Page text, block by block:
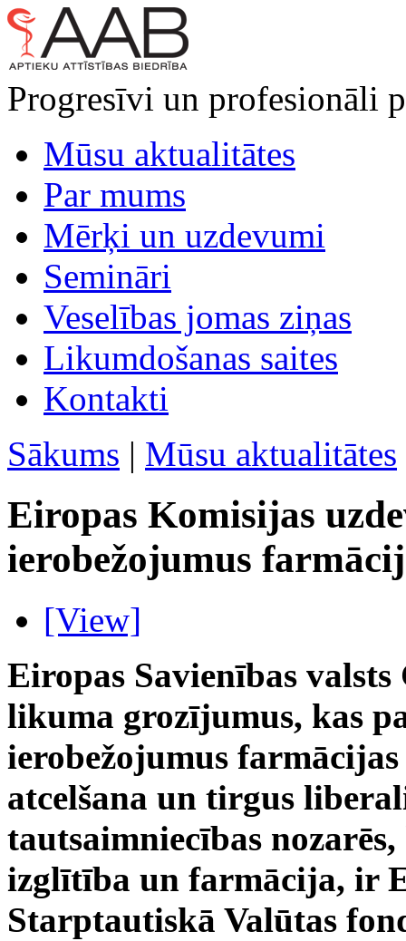
Progresīvi un profesionāli
Mūsu aktualitātes
Par mums
Mērķi un uzdevumi
Semināri
Veselības jomas ziņas
Likumdošanas saites
Kontakti
Sākums | Mūsu aktualitātes
Eiropas Komisijas
ierobežojumus
[View]
Eiropas Savienības
likuma grozījumus, kas
ierobežojumus
atcelšana un tirgus
tautsaimniecības
izglītība un farmācija, ir
Starptautiskā Valūtas